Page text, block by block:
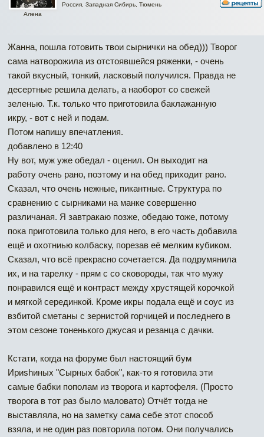
Алена
Россия, Западная Сибирь, Тюмень
Жанна, пошла готовить твои сырнички на обед))) Творог
сама натворожила из отстоявшейся ряженки, - очень
такой вкусный, тонкий, ласковый получился. Правда не
десертные решила делать, а наоборот со свежей
зеленью. Т.к. только что приготовила баклажанную
икру, - вот с ней и подам.
Потом напишу впечатления.
добавлено в 12:40
Ну вот, муж уже обедал - оценил. Он выходит на
работу очень рано, поэтому и на обед приходит рано.
Сказал, что очень нежные, пикантные. Структура по
сравнению с сырниками на манке совершенно
различаная. Я завтракаю позже, обедаю тоже, потому
пока приготовила только для него, в его часть добавила
ещё и охотниью колбаску, порезав её мелким кубиком.
Сказал, что всё прекрасно сочетается. Да подрумянила
их, и на тарелку - прям с со сковороды, так что мужу
понравился ещё и контраст между хрустящей корочкой
и мягкой серединкой. Кроме икры подала ещё и соус из
взбитой сметаны с зернистой горчицей и последнего в
этом сезоне тоненького джусая и резанца с дачки.
Кстати, когда на форуме был настоящий бум
Ириshиных "Сырных бабок", как-то я готовила эти
самые бабки пополам из творога и картофеля. (Просто
творога в тот раз было маловато) Отчёт тогда не
выставляла, но на заметку сама себе этот способ
взяла, и не один раз повторила потом. Они получались